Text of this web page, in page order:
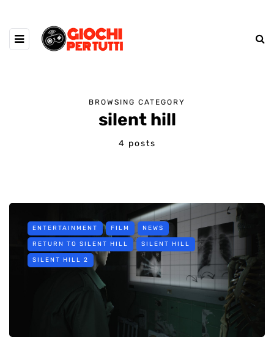
BROWSING CATEGORY
silent hill
4 posts
ENTERTAINMENT FILM NEWS
RETURN TO SILENT HILL SILENT HILL
SILENT HILL 2